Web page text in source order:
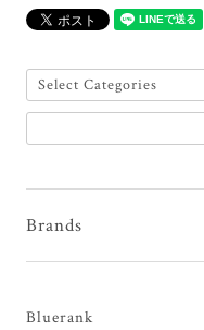
Brands
Bluerank